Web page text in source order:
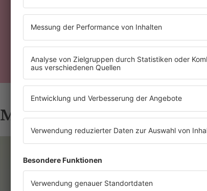
schrecklich fand,
Mehr News zu Barbara
Mit den Waffeln einer Frau